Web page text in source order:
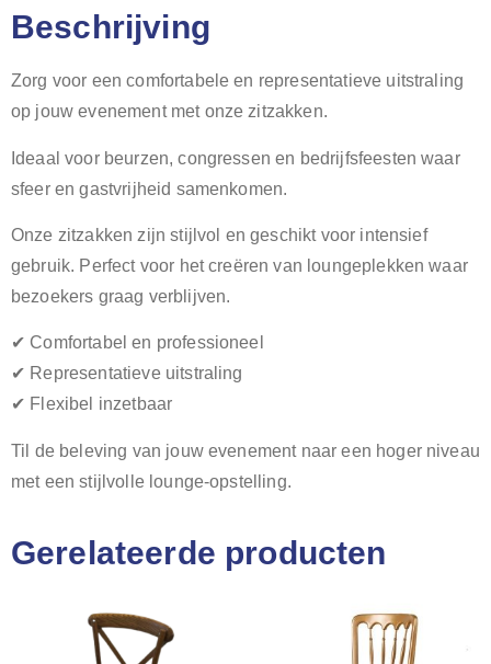
Beschrijving
Zorg voor een comfortabele en representatieve uitstraling
op jouw evenement met onze zitzakken.
Ideaal voor beurzen, congressen en bedrijfsfeesten waar
sfeer en gastvrijheid samenkomen.
Onze zitzakken zijn stijlvol en geschikt voor intensief
gebruik. Perfect voor het creëren van loungeplekken waar
bezoekers graag verblijven.
✔ Comfortabel en professioneel
✔ Representatieve uitstraling
✔ Flexibel inzetbaar
Til de beleving van jouw evenement naar een hoger niveau
met een stijlvolle lounge-opstelling.
Gerelateerde producten